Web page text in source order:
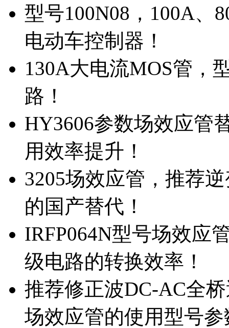
型号100N08，100A、
电动车控制器！
130A大电流MOS管，
路！
HY3606参数场效应管
用效率提升！
3205场效应管，推荐
的国产替代！
IRFP064N型号场效应
级电路的转换效率！
推荐修正波DC-AC全
场效应管的使用型号参